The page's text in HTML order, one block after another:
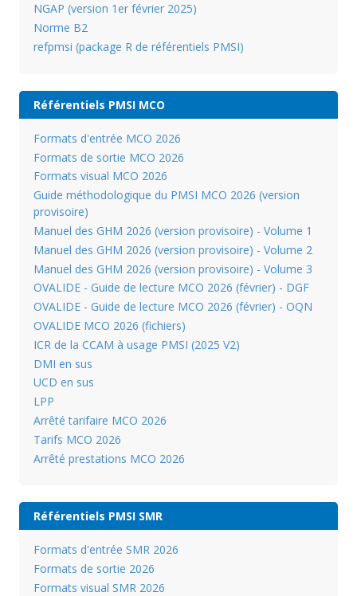
NGAP (version 1er février 2025)
Norme B2
refpmsi (package R de référentiels PMSI)
Référentiels PMSI MCO
Formats d'entrée MCO 2026
Formats de sortie MCO 2026
Formats visual MCO 2026
Guide méthodologique du PMSI MCO 2026 (version
provisoire)
Manuel des GHM 2026 (version provisoire) - Volume 1
Manuel des GHM 2026 (version provisoire) - Volume 2
Manuel des GHM 2026 (version provisoire) - Volume 3
OVALIDE - Guide de lecture MCO 2026 (février) - DGF
OVALIDE - Guide de lecture MCO 2026 (février) - OQN
OVALIDE MCO 2026 (fichiers)
ICR de la CCAM à usage PMSI (2025 V2)
DMI en sus
UCD en sus
LPP
Arrêté tarifaire MCO 2026
Tarifs MCO 2026
Arrêté prestations MCO 2026
Référentiels PMSI SMR
Formats d'entrée SMR 2026
Formats de sortie 2026
Formats visual SMR 2026